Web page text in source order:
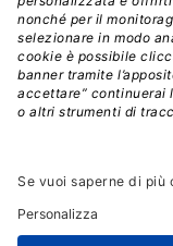
Modalità di